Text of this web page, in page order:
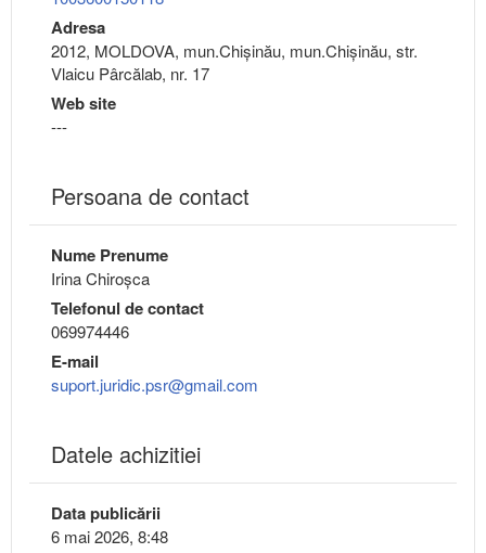
Adresa
2012, MOLDOVA, mun.Chişinău, mun.Chişinău, str.
Vlaicu Pârcălab, nr. 17
Web site
---
Persoana de contact
Nume Prenume
Irina Chiroșca
Telefonul de contact
069974446
E-mail
suport.juridic.psr@gmail.com
Datele achizitiei
Data publicării
6 mai 2026, 8:48